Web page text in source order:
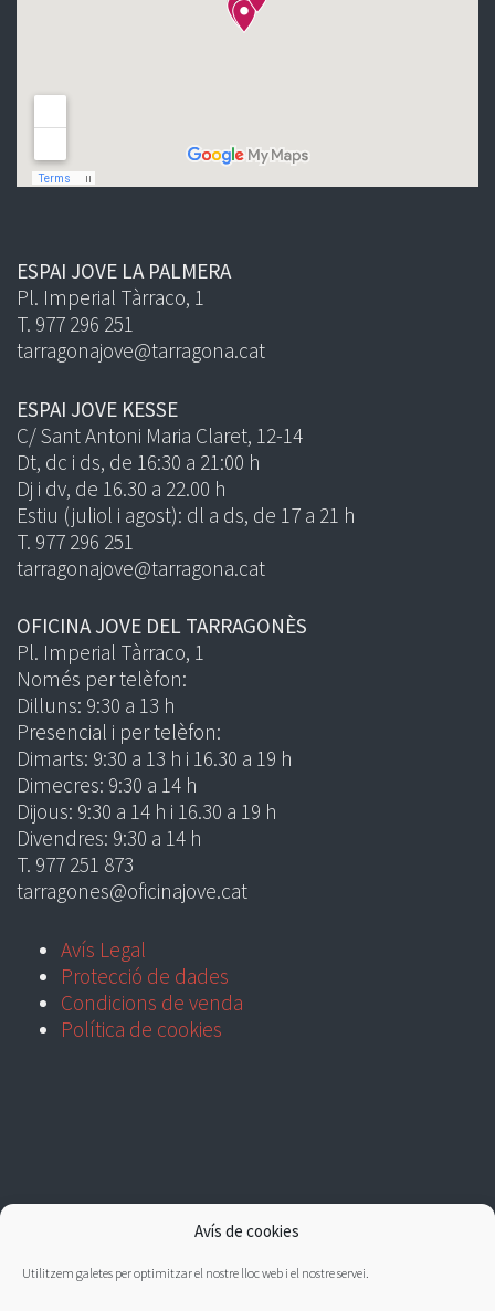
Avís de cookies
Utilitzem galetes per optimitzar el nostre lloc web i el nostre servei.
ESPAI JOVE LA PALMERA
Pl. Imperial Tàrraco, 1
T. 977 296 251
tarragonajove@tarragona.cat
ESPAI JOVE KESSE
C/ Sant Antoni Maria Claret, 12-14
Dt, dc i ds, de 16:30 a 21:00 h
Dj i dv, de 16.30 a 22.00 h
Estiu (juliol i agost): dl a ds, de 17 a 21 h
T. 977 296 251
tarragonajove@tarragona.cat
OFICINA JOVE DEL TARRAGONÈS
Pl. Imperial Tàrraco, 1
Només per telèfon:
Dilluns: 9:30 a 13 h
Presencial i per telèfon:
Dimarts: 9:30 a 13 h i 16.30 a 19 h
Dimecres: 9:30 a 14 h
Dijous: 9:30 a 14 h i 16.30 a 19 h
Divendres: 9:30 a 14 h
T. 977 251 873
tarragones@oficinajove.cat
Avís Legal
Protecció de dades
Condicions de venda
Política de cookies